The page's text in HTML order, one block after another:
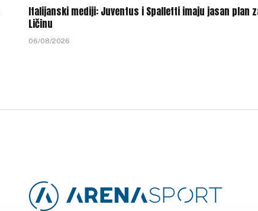
Italijanski mediji: Juventus i Spalletti imaju jasan plan
Ličinu
06/08/2026